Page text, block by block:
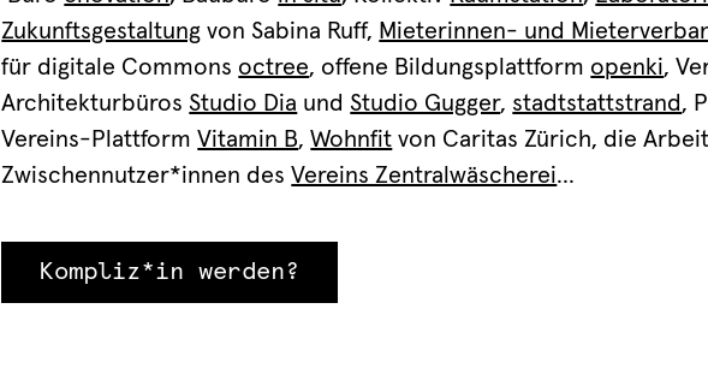
Zukunftsgestaltung von Sabina Ruff, Mieterinnen- und
für digitale Commons octree, offene Bildungsplattform openki,
ArchitekturbürosStudio Dia undStudio Gugger, stadtstattstrand ,
Vereins-PlattformVitamin B,Wohnfit von Caritas Zürich, die
Zwischennutzer*innen desVereins Zentralwäscherei...
Kompliz*in werden?